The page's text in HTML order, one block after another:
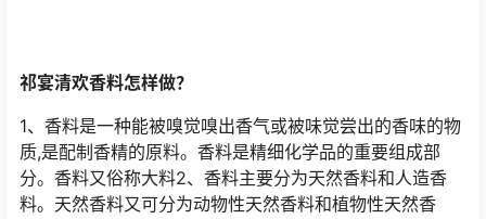
祁宴清欢香料怎样做？
1、香料是一种能被嗅觉嗅出香气或被味觉尝出的香味的物
质,是配制香精的原料。香料是精细化学品的重要组成部
分。香料又俗称大料2、香料主要分为天然香料和人造香
料。天然香料又可分为动物性天然香料和植物性天然香